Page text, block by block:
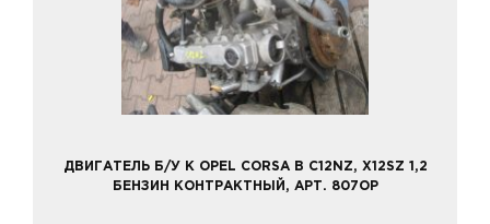
ДВИГАТЕЛЬ Б/У К OPEL CORSA B C12NZ, X12SZ 1,2
БЕНЗИН КОНТРАКТНЫЙ, АРТ. 807OP